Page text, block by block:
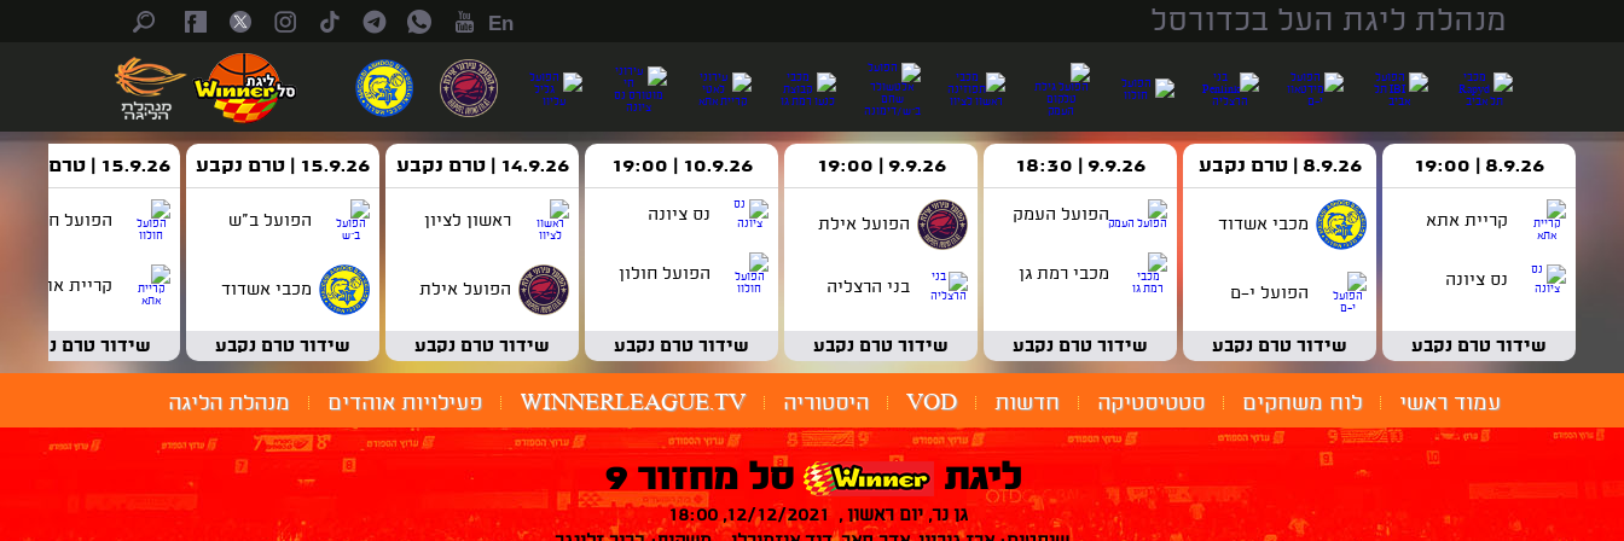
מנהלת ליגת העל בכדורסל En
8.9.26 | 19:00
קריית אתא
נס ציונה
שידור טרם נקבע
8.9.26 | טרם נקבע
מכבי אשדוד
הפועל י-ם
שידור טרם נקבע
9.9.26 | 18:30
הפועל העמק
מכבי רמת גן
שידור טרם נקבע
9.9.26 | 19:00
הפועל אילת
בני הרצליה
שידור טרם נקבע
10.9.26 | 19:00
נס ציונה
הפועל חולון
שידור טרם נקבע
14.9.26 | טרם נקבע
ראשון לציון
הפועל אילת
שידור טרם נקבע
15.9.26 | טרם נקבע
הפועל ב"ש
מכבי אשדוד
שידור טרם נקבע
15.9.26 | טרם נקבע
הפועל חולון
קריית אתא
שידור טרם נקבע
עמוד ראשי לוח משחקים סטטיסטיקה חדשות VOD היסטוריה WINNERLEAGUE.TV פעילויות אוהדים מנהלת הליגה
ליגת סל מחזור 9
גן נר, יום ראשון , 12/12/2021, 18:00